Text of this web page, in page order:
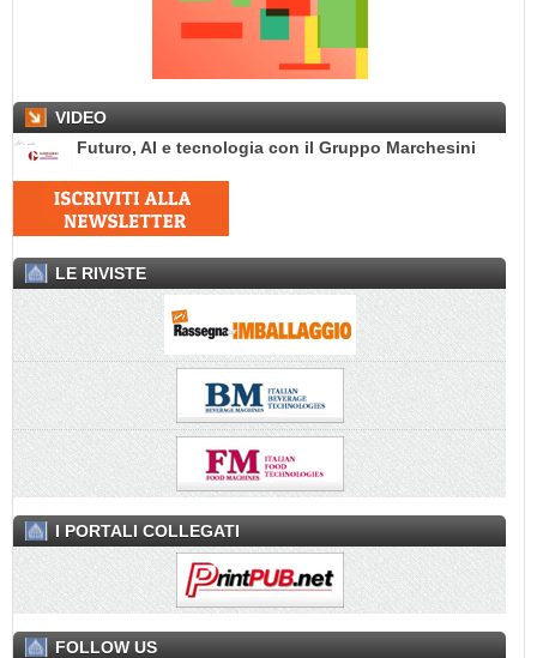
VIDEO
Futuro, AI e tecnologia con il Gruppo Marchesini
LE RIVISTE
I PORTALI COLLEGATI
FOLLOW US